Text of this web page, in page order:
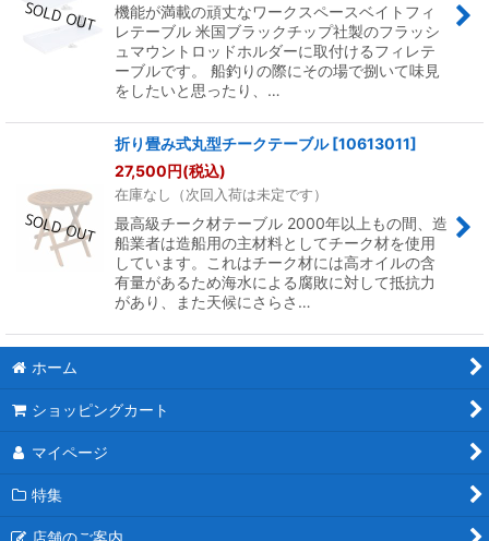
機能が満載の頑丈なワークスペースベイトフィ
レテーブル 米国ブラックチップ社製のフラッシ
ュマウントロッドホルダーに取付けるフィレテ
ーブルです。 船釣りの際にその場で捌いて味見
をしたいと思ったり、…
折り畳み式丸型チークテーブル [10613011]
27,500円(税込)
在庫なし（次回入荷は未定です）
最高級チーク材テーブル 2000年以上もの間、造
船業者は造船用の主材料としてチーク材を使用
しています。これはチーク材には高オイルの含
有量があるため海水による腐敗に対して抵抗力
があり、また天候にさらさ…
ホーム
ショッピングカート
マイページ
特集
店舗のご案内